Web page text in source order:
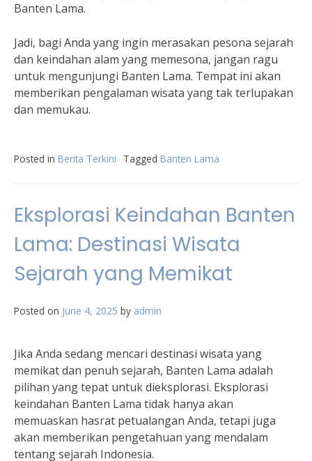
Banten Lama.
Jadi, bagi Anda yang ingin merasakan pesona sejarah
dan keindahan alam yang memesona, jangan ragu
untuk mengunjungi Banten Lama. Tempat ini akan
memberikan pengalaman wisata yang tak terlupakan
dan memukau.
Posted in Berita Terkini Tagged Banten Lama
Eksplorasi Keindahan Banten
Lama: Destinasi Wisata
Sejarah yang Memikat
Posted on June 4, 2025 by admin
Jika Anda sedang mencari destinasi wisata yang
memikat dan penuh sejarah, Banten Lama adalah
pilihan yang tepat untuk dieksplorasi. Eksplorasi
keindahan Banten Lama tidak hanya akan
memuaskan hasrat petualangan Anda, tetapi juga
akan memberikan pengetahuan yang mendalam
tentang sejarah Indonesia.